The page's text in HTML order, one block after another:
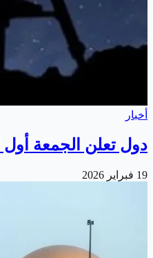
أخبار
دول تعلن الجمعة أول
19 فبراير 2026